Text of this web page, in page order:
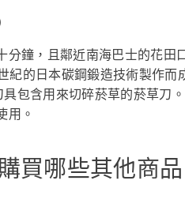
鐘，且鄰近南海巴士的花田
的日本碳鋼鍛造技術製作
包含用來切碎菸草的菸草刀
用。
買哪些其他商品